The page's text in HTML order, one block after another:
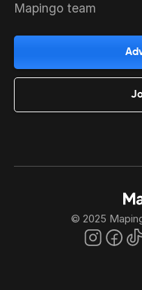
Mapingo team
© 2025